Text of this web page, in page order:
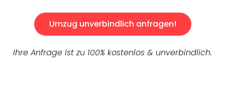
Umzug unverbindlich anfragen!
Ihre Anfrage ist zu 100% kostenlos & unverbindlich.